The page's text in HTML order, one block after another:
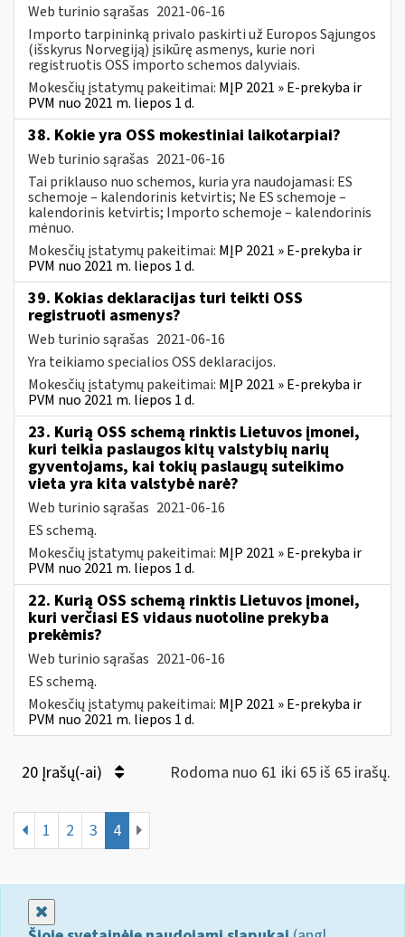
Web turinio sąrašas 2021-06-16
Importo tarpininką privalo paskirti už Europos Sąjungos
(išskyrus Norvegiją) įsikūrę asmenys, kurie nori
registruotis OSS importo schemos dalyviais.
Mokesčių įstatymų pakeitimai: MĮP 2021 » E-prekyba ir
PVM nuo 2021 m. liepos 1 d.
38. Kokie yra OSS mokestiniai laikotarpiai?
Web turinio sąrašas 2021-06-16
Tai priklauso nuo schemos, kuria yra naudojamasi: ES
schemoje – kalendorinis ketvirtis; Ne ES schemoje –
kalendorinis ketvirtis; Importo schemoje – kalendorinis
mėnuo.
Mokesčių įstatymų pakeitimai: MĮP 2021 » E-prekyba ir
PVM nuo 2021 m. liepos 1 d.
39. Kokias deklaracijas turi teikti OSS
registruoti asmenys?
Web turinio sąrašas 2021-06-16
Yra teikiamo specialios OSS deklaracijos.
Mokesčių įstatymų pakeitimai: MĮP 2021 » E-prekyba ir
PVM nuo 2021 m. liepos 1 d.
23. Kurią OSS schemą rinktis Lietuvos įmonei,
kuri teikia paslaugos kitų valstybių narių
gyventojams, kai tokių paslaugų suteikimo
vieta yra kita valstybė narė?
Web turinio sąrašas 2021-06-16
ES schemą.
Mokesčių įstatymų pakeitimai: MĮP 2021 » E-prekyba ir
PVM nuo 2021 m. liepos 1 d.
22. Kurią OSS schemą rinktis Lietuvos įmonei,
kuri verčiasi ES vidaus nuotoline prekyba
prekėmis?
Web turinio sąrašas 2021-06-16
ES schemą.
Mokesčių įstatymų pakeitimai: MĮP 2021 » E-prekyba ir
PVM nuo 2021 m. liepos 1 d.
20 Įrašų(-ai) Rodoma nuo 61 iki 65 iš 65 irašų.
1 2 3 4